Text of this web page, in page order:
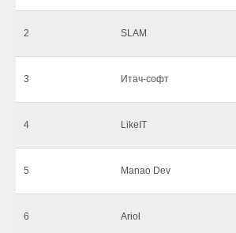
2 SLAM
3 Итач-софт
4 LikeIT
5 Manao Dev
6 Ariol